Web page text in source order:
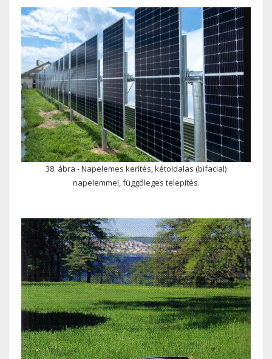
38. ábra - Napelemes kerítés, kétoldalas (bifacial)
napelemmel, függőleges telepítés.